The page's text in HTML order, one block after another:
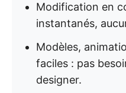
Modification en
instantanés,
Modèles,
faciles : pas
designer.